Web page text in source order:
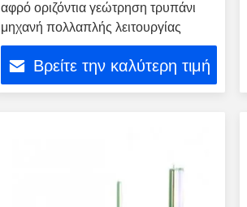
αφρό οριζόντια γεώτρηση τρυπάνι
μηχανή πολλαπλής λειτουργίας
Βρείτε την καλύτερη τιμή